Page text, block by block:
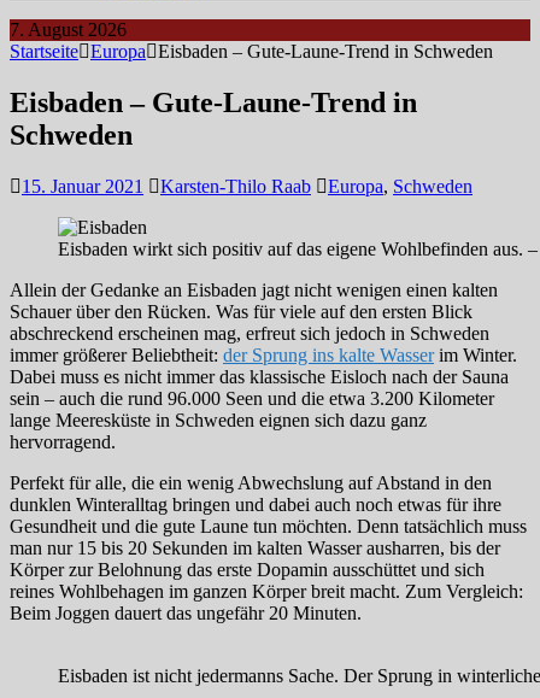
7. August 2026
Startseite Europa Eisbaden – Gute-Laune-Trend in Schweden
Eisbaden – Gute-Laune-Trend in
Schweden
15. Januar 2021 Karsten-Thilo Raab Europa, Schweden
Eisbaden wirkt sich positiv auf das eigene Wohlbefinden aus.
Allein der Gedanke an Eisbaden jagt nicht wenigen einen kalten
Schauer über den Rücken. Was für viele auf den ersten Blick
abschreckend erscheinen mag, erfreut sich jedoch in Schweden
immer größerer Beliebtheit: der Sprung ins kalte Wasserim Winter.
Dabei muss es nicht immer das klassische Eisloch nach der Sauna
sein – auch die rund 96.000 Seen und die etwa 3.200 Kilometer
lange Meeresküste in Schweden eignen sich dazu ganz
hervorragend.
Perfekt für alle, die ein wenig Abwechslung auf Abstand in den
dunklen Winteralltag bringen und dabei auch noch etwas für ihre
Gesundheit und die gute Laune tun möchten. Denn tatsächlich muss
man nur 15 bis 20 Sekunden im kalten Wasser ausharren, bis der
Körper zur Belohnung das erste Dopamin ausschüttet und sich
reines Wohlbehagen im ganzen Körper breit macht. Zum Vergleich:
Beim Joggen dauert das ungefähr 20 Minuten.
Eisbaden ist nicht jedermanns Sache. Der Sprung in